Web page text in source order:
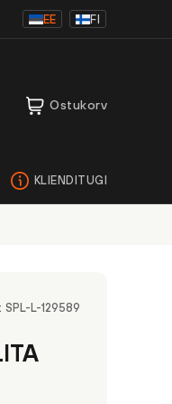
EE FI
Ostukorv
KLIENDITUGI
SPL-L-129589